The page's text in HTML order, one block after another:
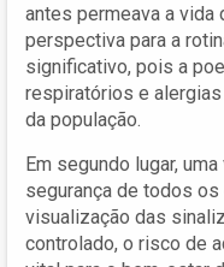
antes permeava a
perspectiva para a
significativo, pois a
respiratórios e
da população.
Em segundo lugar,
segurança de todos
visualização das
controlado, o risco de